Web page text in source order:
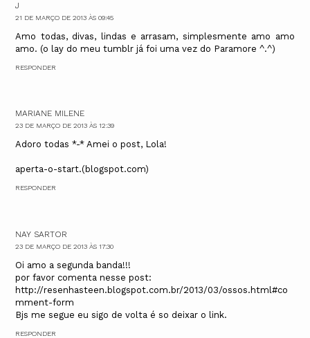
J
21 DE MARÇO DE 2013 ÀS 09:45
Amo todas, divas, lindas e arrasam, simplesmente amo amo
amo. (o lay do meu tumblr já foi uma vez do Paramore ^.^)
RESPONDER
MARIANE MILENE
23 DE MARÇO DE 2013 ÀS 12:39
Adoro todas *-* Amei o post, Lola!
aperta-o-start.(blogspot.com)
RESPONDER
NAY SARTOR
23 DE MARÇO DE 2013 ÀS 17:30
Oi amo a segunda banda!!!
por favor comenta nesse post:
http://resenhasteen.blogspot.com.br/2013/03/ossos.html#co
mment-form
Bjs me segue eu sigo de volta é so deixar o link.
RESPONDER